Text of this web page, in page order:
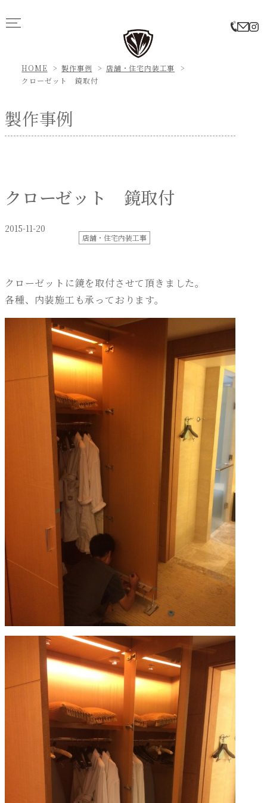
HOME 製作事例
店舗・住宅内装工事
クローゼット 鏡取付
製作事例
クローゼット 鏡取付
2015-11-20
店舗・住宅内装工事
クローゼットに鏡を取付させて頂きました。
各種、内装施工も承っております。